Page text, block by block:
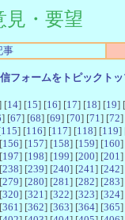
見・要望
事
フォームをトピックト
[14] [15] [16] [17] [18] [19] [
] [67] [68] [69] [70] [71 ] [72]
115] [116] [117] [118] [119]
156] [157] [158] [159] [160]
197] [198] [199] [200] [201 ]
238] [239] [240] [241 ] [242]
279] [280] [281 ] [282] [283]
320] [321 ] [322] [323] [324]
361 ] [362] [363] [364] [365]